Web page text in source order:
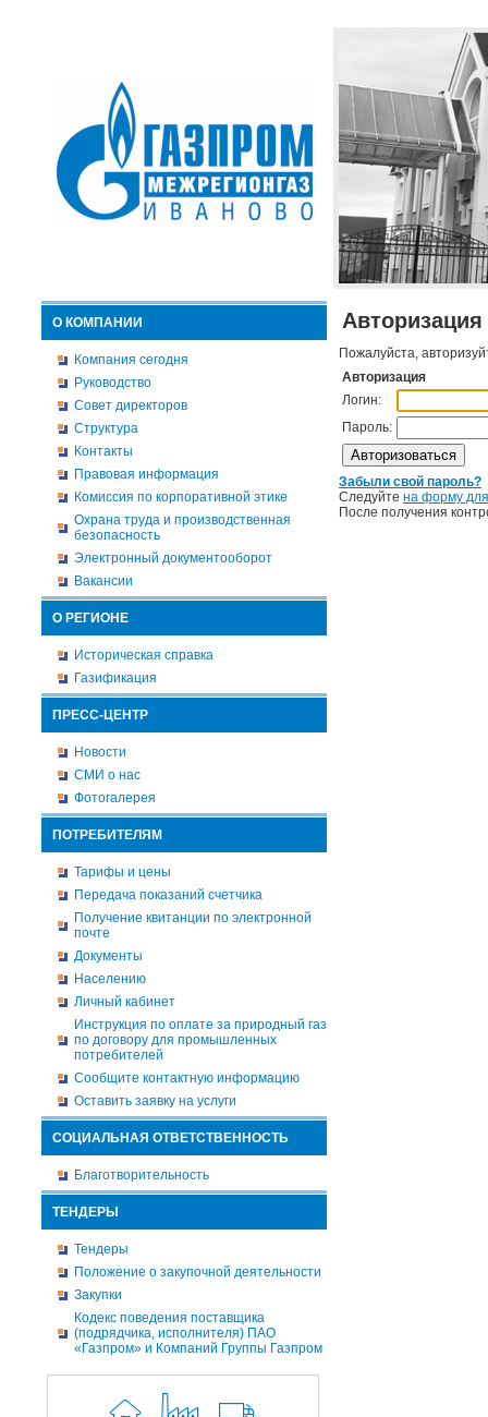
О КОМПАНИИ
Компания сегодня
Руководство
Совет директоров
Структура
Контакты
Правовая информация
Комиссия по корпоративной этике
Охрана труда и производственная
безопасность
Электронный документооборот
Вакансии
О РЕГИОНЕ
Историческая справка
Газификация
ПРЕСС-ЦЕНТР
Новости
СМИ о нас
Фотогалерея
ПОТРЕБИТЕЛЯМ
Тарифы и цены
Передача показаний счетчика
Получение квитанции по электронной
почте
Документы
Населению
Личный кабинет
Инструкция по оплате за природный газ
по договору для промышленных
потребителей
Сообщите контактную информацию
Оставить заявку на услуги
СОЦИАЛЬНАЯ ОТВЕТСТВЕННОСТЬ
Благотворительность
ТЕНДЕРЫ
Тендеры
Положение о закупочной деятельности
Закупки
Кодекс поведения поставщика
(подрядчика, исполнителя) ПАО
«Газпром» и Компаний Группы Газпром
Авторизация
Пожалуйста,
Авторизация
Логин:
Пароль:
Забыли свой пароль?
Следуйте на форму
После получения